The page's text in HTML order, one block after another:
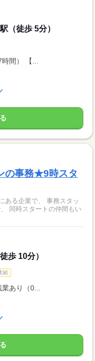
（徒歩 5分）
間） 【...
の事務★9時スタ
歩 10分）
給
あり（0...